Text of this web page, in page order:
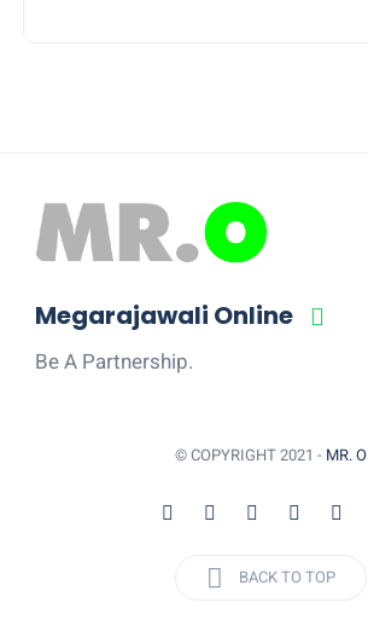
Megarajawali Online
Be A Partnership.
© COPYRIGHT 2021 - MR. O
BACK TO TOP